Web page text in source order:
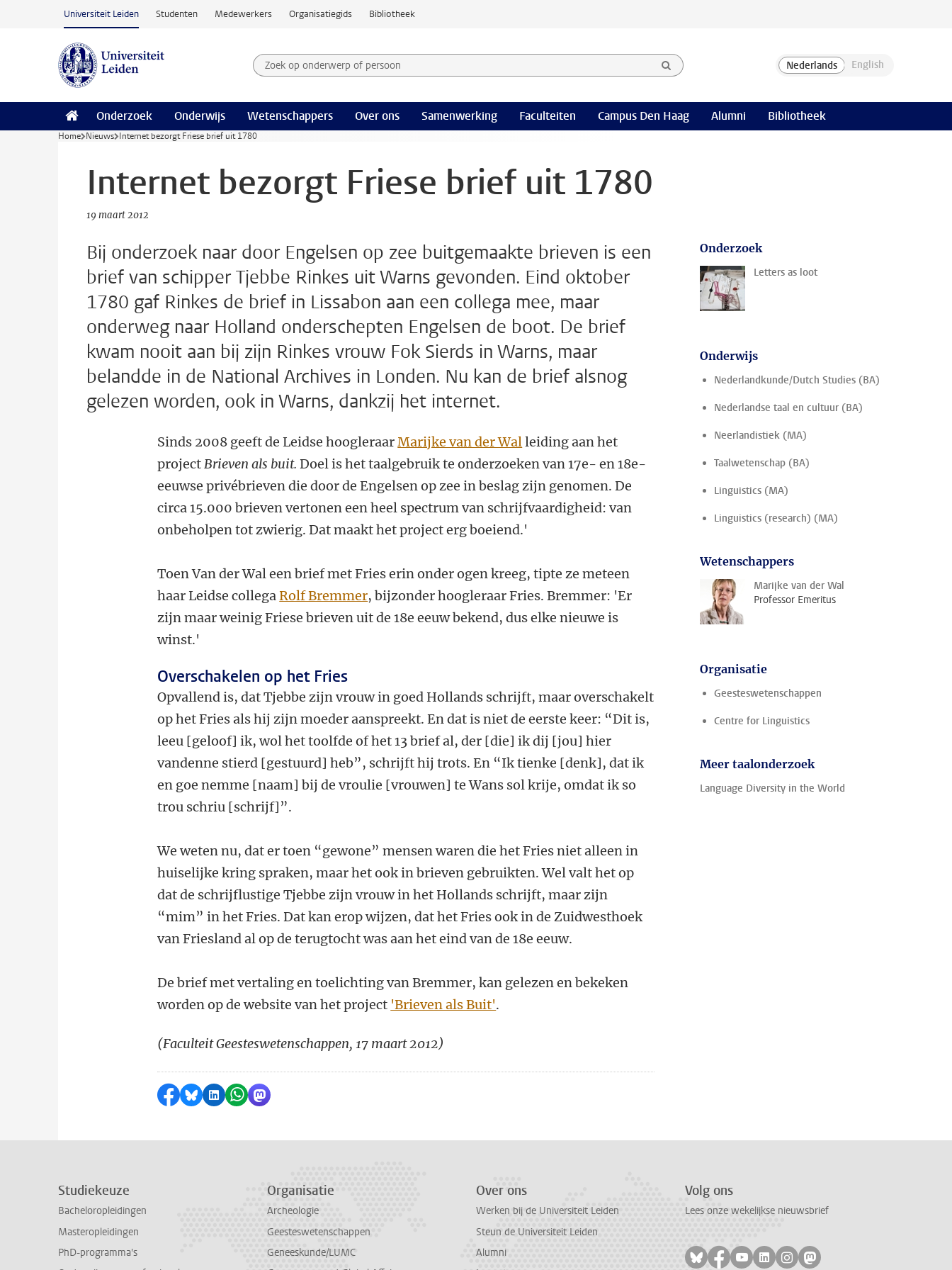
Ga naar hoofdinhoud
Universiteit Leiden Studenten Medewerkers Organisatiegids Bibliotheek
Zoek op onderwerp of persoon en selecteer categorie
Zoekterm
Onderzoek Onderwijs Wetenschappers Over ons Samenwerking Faculteiten Campus Den Haag Alumni Bibliotheek
Home Nieuws Internet bezorgt Friese brief uit 1780
Internet bezorgt Friese brief uit 1780
19 maart 2012
Bij onderzoek naar door Engelsen op zee buitgemaakte brieven is een
brief van schipper Tjebbe Rinkes uit Warns gevonden. Eind oktober
1780 gaf Rinkes de brief in Lissabon aan een collega mee, maar
onderweg naar Holland onderschepten Engelsen de boot. De brief
kwam nooit aan bij zijn Rinkes vrouw Fok Sierds in Warns, maar
belandde in de National Archives in Londen. Nu kan de brief alsnog
gelezen worden, ook in Warns, dankzij het internet.
Sinds 2008 geeft de Leidse hoogleraarMarijke van der Walleiding aan het
projectBrieven als buit. Doel is het taalgebruik te onderzoeken van 17e- en 18e-
eeuwse privébrieven die door de Engelsen op zee in beslag zijn genomen. De
circa 15.000 brieven vertonen een heel spectrum van schrijfvaardigheid: van
onbeholpen tot zwierig. Dat maakt het project erg boeiend.'
Toen Van der Wal een brief met Fries erin onder ogen kreeg, tipte ze meteen
haar Leidse collegaRolf Bremmer, bijzonder hoogleraar Fries. Bremmer: 'Er
zijn maar weinig Friese brieven uit de 18e eeuw bekend, dus elke nieuwe is
winst.'
Overschakelen op het Fries
Opvallend is, dat Tjebbe zijn vrouw in goed Hollands schrijft, maar overschakelt
op het Fries als hij zijn moeder aanspreekt. En dat is niet de eerste keer: “Dit is,
leeu [geloof] ik, wol het toolfde of het 13 brief al, der [die] ik dij [jou] hier
vandenne stierd [gestuurd] heb”, schrijft hij trots. En “Ik tienke [denk], dat ik
en goe nemme [naam] bij de vroulie [vrouwen] te Wans sol krije, omdat ik so
trou schriu [schrijf]”.
We weten nu, dat er toen “gewone” mensen waren die het Fries niet alleen in
huiselijke kring spraken, maar het ook in brieven gebruikten. Wel valt het op
dat de schrijflustige Tjebbe zijn vrouw in het Hollands schrijft, maar zijn
“mim” in het Fries. Dat kan erop wijzen, dat het Fries ook in de Zuidwesthoek
van Friesland al op de terugtocht was aan het eind van de 18e eeuw.
De brief met vertaling en toelichting van Bremmer, kan gelezen en bekeken
worden op de website van het project 'Brieven als Buit'.
(Faculteit Geesteswetenschappen, 17 maart 2012)
Delen op Facebook
Delen via Bluesky
Delen op LinkedIn
Delen via WhatsApp
Delen via Mastodon
Onderzoek
Letters as loot
Onderwijs
Nederlandkunde/Dutch Studies (BA)
Nederlandse taal en cultuur (BA)
Neerlandistiek (MA)
Taalwetenschap (BA)
Linguistics (MA)
Linguistics (research) (MA)
Wetenschappers
Marijke van der Wal
Professor Emeritus
Organisatie
Geesteswetenschappen
Centre for Linguistics
Meer taalonderzoek
Language Diversity in the World
Studiekeuze
Bacheloropleidingen
Masteropleidingen
PhD-programma's
Organisatie
Archeologie
Geesteswetenschappen
Geneeskunde/LUMC
Over ons
Werken bij de Universiteit Leiden
Steun de Universiteit Leiden
Alumni
Volg ons
Lees onze wekelijkse nieuwsbrief
Volg ons op bluesky
Volg ons op facebook
Volg ons op youtube
Volg ons op linkedin
Volg ons op instagram
Volg ons op mastodon